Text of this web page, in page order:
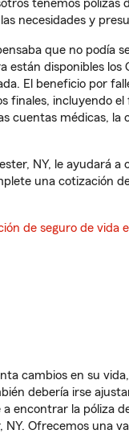
tenemos pólizas
necesidades y
que no podía
están disponibles los
El beneficio por
finales, incluyendo el
cuentas médicas, la
NY, le ayudará a
una cotización
de seguro de vida
cambios en su
debería irse
encontrar la póliza
Ofrecemos una